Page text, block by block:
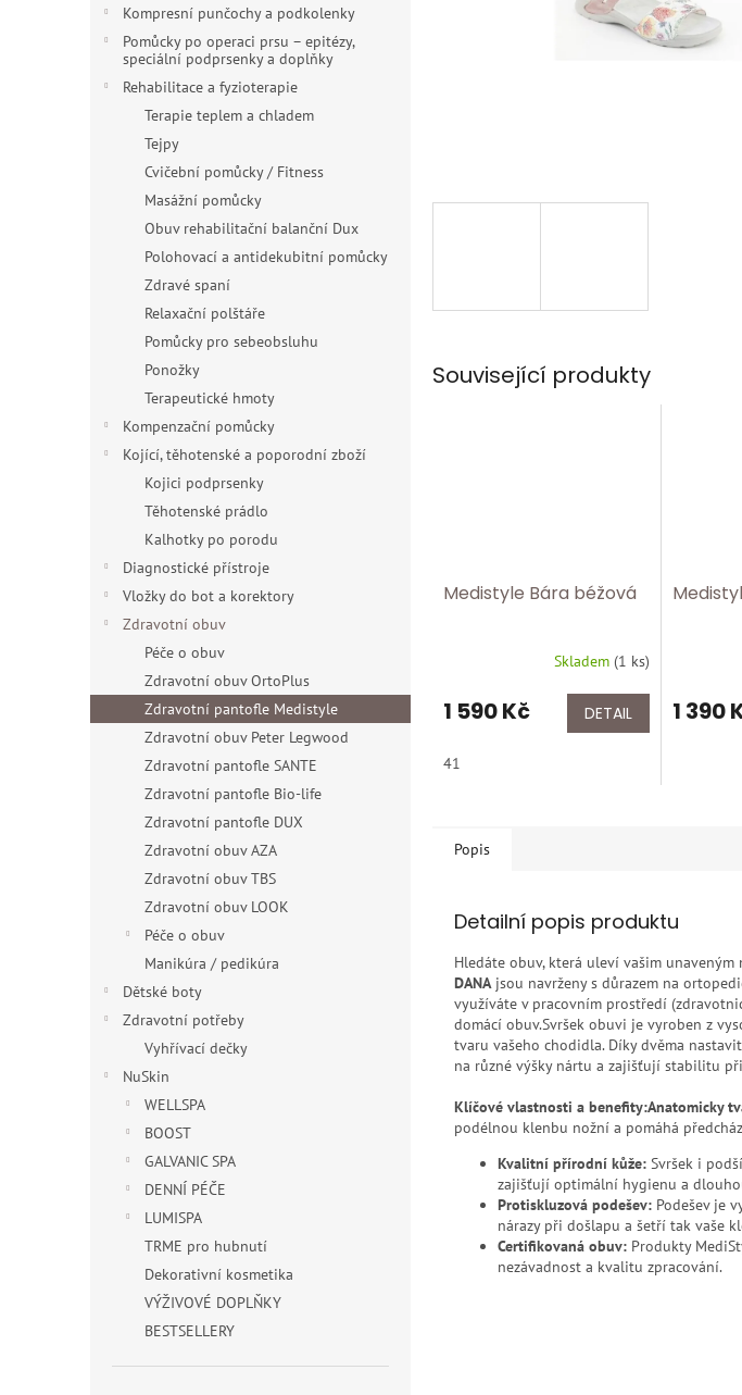
Kompresní punčochy a podkolenky
Pomůcky po operaci prsu – epitézy,
speciální podprsenky a doplňky
Rehabilitace a fyzioterapie
Terapie teplem a chladem
Tejpy
Cvičební pomůcky / Fitness
Masážní pomůcky
Obuv rehabilitační balanční Dux
Polohovací a antidekubitní pomůcky
Zdravé spaní
Relaxační polštáře
Pomůcky pro sebeobsluhu
Ponožky
Terapeutické hmoty
Kompenzační pomůcky
Kojící, těhotenské a poporodní zboží
Kojici podprsenky
Těhotenské prádlo
Kalhotky po porodu
Diagnostické přístroje
Vložky do bot a korektory
Zdravotní obuv
Péče o obuv
Zdravotní obuv OrtoPlus
Zdravotní pantofle Medistyle
Zdravotní obuv Peter Legwood
Zdravotní pantofle SANTE
Zdravotní pantofle Bio-life
Zdravotní pantofle DUX
Zdravotní obuv AZA
Zdravotní obuv TBS
Zdravotní obuv LOOK
Péče o obuv
Manikúra / pedikúra
Dětské boty
Zdravotní potřeby
Vyhřívací dečky
NuSkin
WELLSPA
BOOST
GALVANIC SPA
DENNÍ PÉČE
LUMISPA
TRME pro hubnutí
Dekorativní kosmetika
VÝŽIVOVÉ DOPLŇKY
BESTSELLERY
Související produkty
Medistyle Bára béžová
Skladem (1 ks)
1 590 Kč DETAIL
41
1 390
Popis
Detailní popis produktu
Hledáte obuv, která uleví vašim
DANA jsou navrženy s důrazem na
využíváte v pracovním prostředí
domácí obuv.Svršek obuvi je vyroben z
tvaru vašeho chodidla. Díky dvěma
na různé výšky nártu a zajišťují stabilitu
Klíčové vlastnosti a benefity:Anatomicky
podélnou klenbu nožní a pomáhá
Kvalitní přírodní kůže: Svršek i
zajišťují optimální hygienu a
Protiskluzová podešev: Podešev je
nárazy při došlapu a šetří tak vaše
Certifikovaná obuv: Produkty
nezávadnost a kvalitu zpracování.